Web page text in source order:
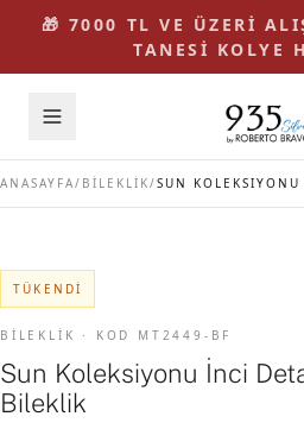
🎁 7000 TL VE ÜZERİ
TANESİ KOLYE
ANASAYFA/ BİLEKLİK/
TÜKENDI
BİLEKLİK · KOD MT2449-BF
Sun Koleksiyonu İnci
Bileklik